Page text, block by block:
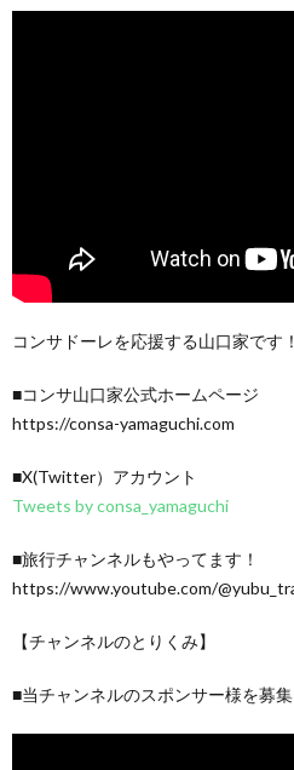
コンサドーレを応援する山口家です
■コンサ山口家公式ホームページ
https://consa-yamaguchi.com
■X(Twitter）アカウント
Tweets by consa_yamaguchi
■旅行チャンネルもやってます！
https://www.youtube.com/
【チャンネルのとりくみ】
■当チャンネルのスポンサー様を募